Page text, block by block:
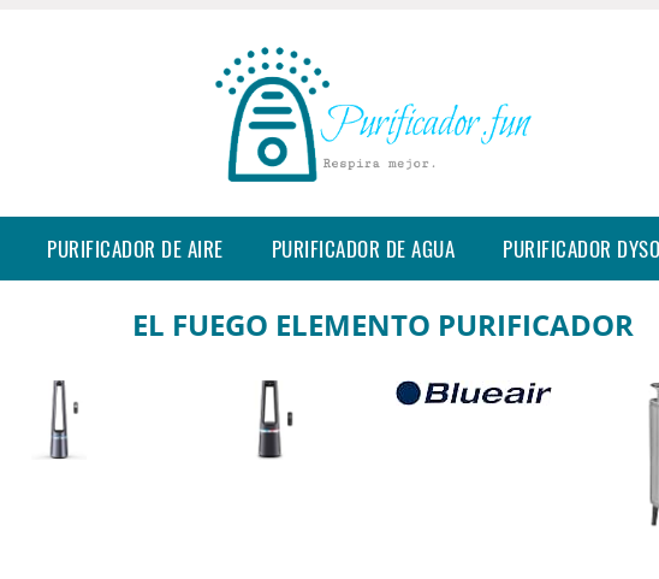
PURIFICADOR DE AIRE PURIFICADOR DE AGUA PURIFICADOR
EL FUEGO ELEMENTO PURIFICADOR